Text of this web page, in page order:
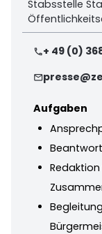
Stabsstelle
phone+ 49 (0)
mail
Aufgaben